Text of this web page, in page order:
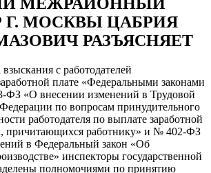
МЕЖРАЙОННЫЙ
Г. МОСКВЫ ЦАБРИЯ
РАЗЪЯСНЯЕТ
с работодателей
плате «Федеральными законами
ФЗ «О внесении изменений в Трудовой
по вопросам принудительного
работодателя по выплате заработной
причитающихся работнику» и № 402-ФЗ
в Федеральный закон «Об
инспекторы государственной
полномочиями по принятию